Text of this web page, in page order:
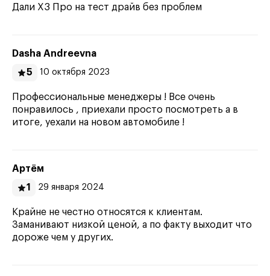
Дали Х3 Про на тест драйв без проблем
Dasha Andreevna
5
10 октября 2023
Профессиональные менеджеры ! Все очень
понравилось , приехали просто посмотреть а в
итоге, уехали на новом автомобиле !
Артём
1
29 января 2024
Крайне не честно относятся к клиентам.
Заманивают низкой ценой, а по факту выходит что
дороже чем у других.